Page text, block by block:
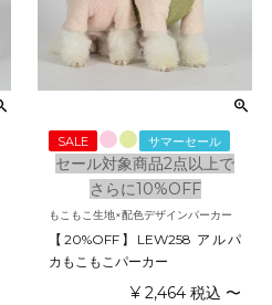
SALE サマーセール
セール対象商品2点以上で
さらに10%OFF
もこもこ生地×配色デザインパーカー
【20%OFF】LEW258 アルパ
カもこもこパーカー
¥ 2,464 税込 〜